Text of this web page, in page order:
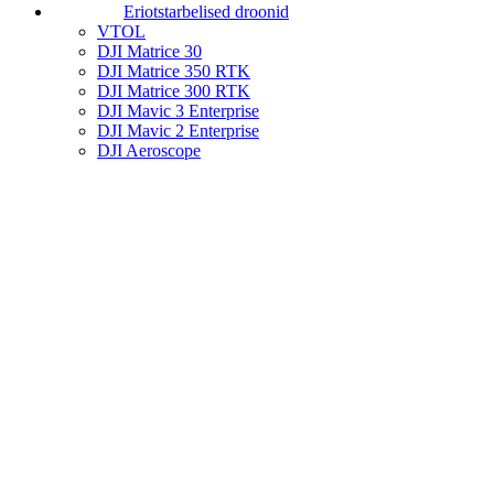
Eriotstarbelised droonid
VTOL
DJI Matrice 30
DJI Matrice 350 RTK
DJI Matrice 300 RTK
DJI Mavic 3 Enterprise
DJI Mavic 2 Enterprise
DJI Aeroscope